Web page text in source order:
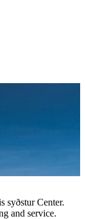
syðstur Center.
and service.